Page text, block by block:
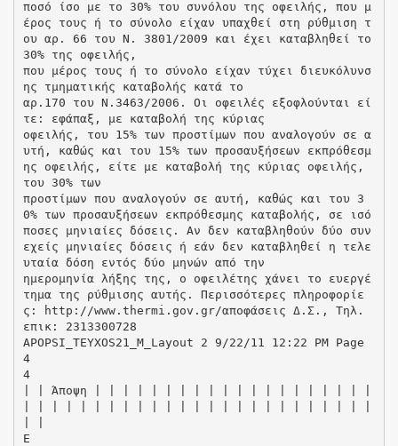
ποσό ίσο με το 30% του συνόλου της οφειλής, που μ
έρος τους ή το σύνολο είχαν υπαχθεί στη ρύθμιση τ
ου αρ. 66 του Ν. 3801/2009 και έχει καταβληθεί το
30% της οφειλής,
που μέρος τους ή το σύνολο είχαν τύχει διευκόλυνσ
ης τμηματικής καταβολής κατά το
αρ.170 του Ν.3463/2006. Οι οφειλές εξοφλούνται εί
τε: εφάπαξ, με καταβολή της κύριας
οφειλής, του 15% των προστίμων που αναλογούν σε α
υτή, καθώς και του 15% των προσαυξήσεων εκπρόθεσμ
ης οφειλής, είτε με καταβολή της κύριας οφειλής,
του 30% των
προστίμων που αναλογούν σε αυτή, καθώς και του 3
0% των προσαυξήσεων εκπρόθεσμης καταβολής, σε ισό
ποσες μηνιαίες δόσεις. Αν δεν καταβληθούν δύο συν
εχείς μηνιαίες δόσεις ή εάν δεν καταβληθεί η τελε
υταία δόση εντός δύο μηνών από την
ημερομηνία λήξης της, ο οφειλέτης χάνει το ευεργέ
τημα της ρύθμισης αυτής. Περισσότερες πληροφορίε
ς: http://www.thermi.gov.gr/αποφάσεις Δ.Σ., Τηλ.
επικ: 2313300728
APOPSI_TEYXOS21_M_Layout 2 9/22/11 12:22 PM Page
4
4
| | Άποψη | | | | | | | | | | | | | | | | | | | |
Ε